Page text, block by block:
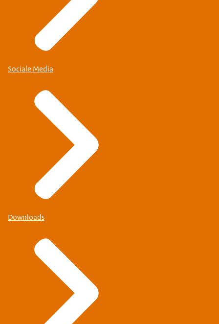
Sociale Media
Downloads